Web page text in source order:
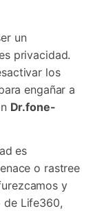
un
privacidad.
los
engañar a
Dr.fone-
es
o rastree
y
de Life360,